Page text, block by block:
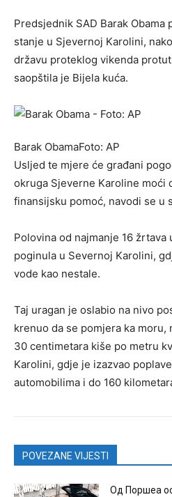
Predsjednik SAD Barak Obama
stanje u Sjevernoj Karolini,
državu proteklog vikenda
saopštila je Bijela kuća.
Barak ObamaFoto: AP
Usljed te mjere će građani
okruga Sjeverne Karoline moći
finansijsku pomoć, navodi se u
Polovina od najmanje 16 žrtava
poginula u Severnoj Karolini,
vode kao nestale.
Taj uragan je oslabio na nivo
krenuo da se pomjera ka
30 centimetara kiše po metru
Karolini, gdje je izazvao
automobilima i do 160
POVEZANE VIJESTI
Од Поршеа